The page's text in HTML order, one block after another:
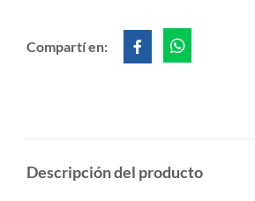
Compartí en:
Descripción del producto